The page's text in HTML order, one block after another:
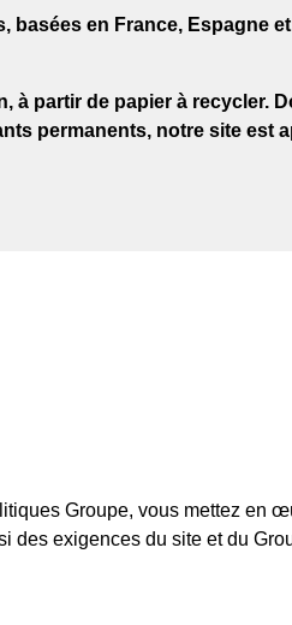
en France, Espagne
à partir de papier à recycler.
permanents, notre site est
Groupe, vous mettez en
des exigences du site et du